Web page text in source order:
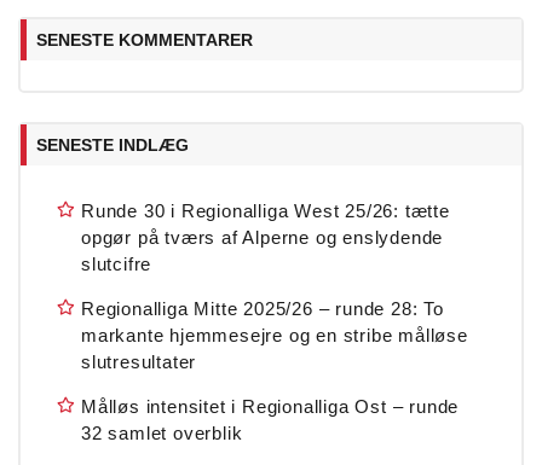
SENESTE KOMMENTARER
SENESTE INDLÆG
Runde 30 i Regionalliga West 25/26: tætte
opgør på tværs af Alperne og enslydende
slutcifre
Regionalliga Mitte 2025/26 – runde 28: To
markante hjemmesejre og en stribe målløse
slutresultater
Målløs intensitet i Regionalliga Ost – runde
32 samlet overblik